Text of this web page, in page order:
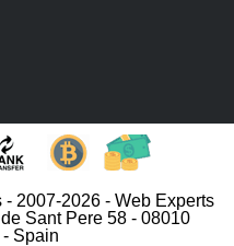
2007-2026 - Web Experts
Sant Pere 58 - 08010
Spain